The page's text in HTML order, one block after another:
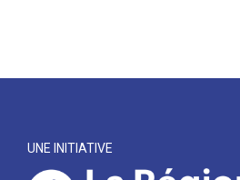
UNE INITIATIVE